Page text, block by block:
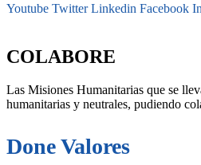
Youtube Twitter Linkedin Facebook
COLABORE
Las Misiones Humanitarias que se
humanitarias y neutrales, pudiendo
Done Valores